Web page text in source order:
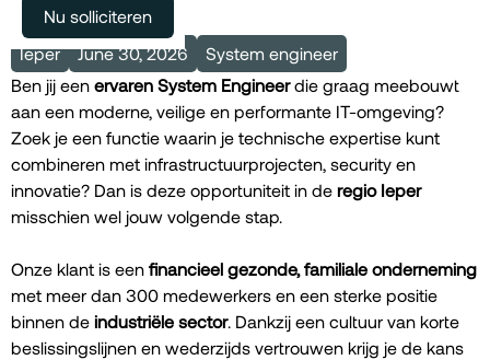
Ieper June 30, 2026
System engineer
Ben jij een ervaren System Engineerdie graag meebouwt
aan een moderne, veilige en performante IT-omgeving?
Zoek je een functie waarin je technische expertise kunt
combineren met infrastructuurprojecten, security en
innovatie? Dan is deze opportuniteit in de regio Ieper
misschien wel jouw volgende stap.
Onze klant is een financieel gezonde, familiale onderneming
met meer dan 300 medewerkers en een sterke positie
binnen de industriële sector. Dankzij een cultuur van korte
beslissingslijnen en wederzijds vertrouwen krijg je de kans
Nu solliciteren